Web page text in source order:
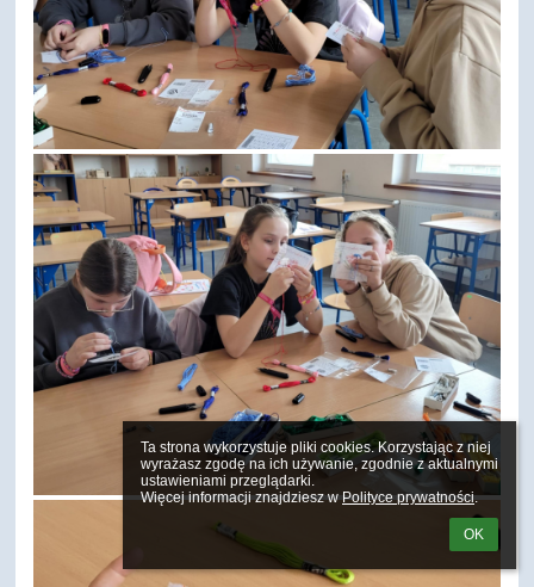
Ta strona wykorzystuje pliki cookies. Korzystając z niej
wyrażasz zgodę na ich używanie, zgodnie z aktualnymi
ustawieniami przeglądarki.
Więcej informacji znajdziesz w Polityce prywatności.
OK